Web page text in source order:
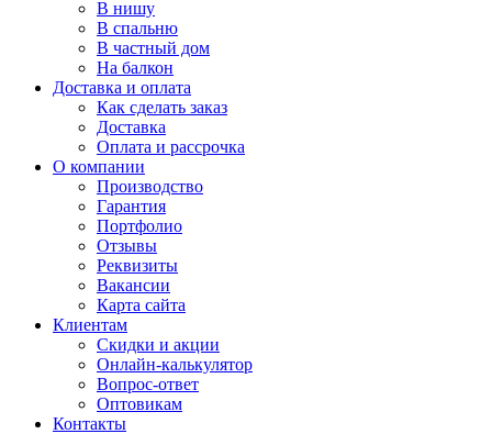
В нишу
В спальню
В частный дом
На балкон
Доставка и оплата
Как сделать заказ
Доставка
Оплата и рассрочка
О компании
Производство
Гарантия
Портфолио
Отзывы
Реквизиты
Вакансии
Карта сайта
Клиентам
Скидки и акции
Онлайн-калькулятор
Вопрос-ответ
Оптовикам
Контакты